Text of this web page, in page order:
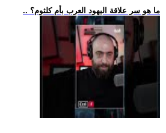
.. ما هو سر علاقة اليهود العرب بأم كلثوم؟